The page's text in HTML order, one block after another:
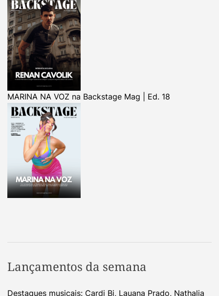
MARINA NA VOZ na Backstage Mag | Ed. 18
Lançamentos da semana
Destaques musicais: Cardi Bi, Lauana Prado, Nathalia